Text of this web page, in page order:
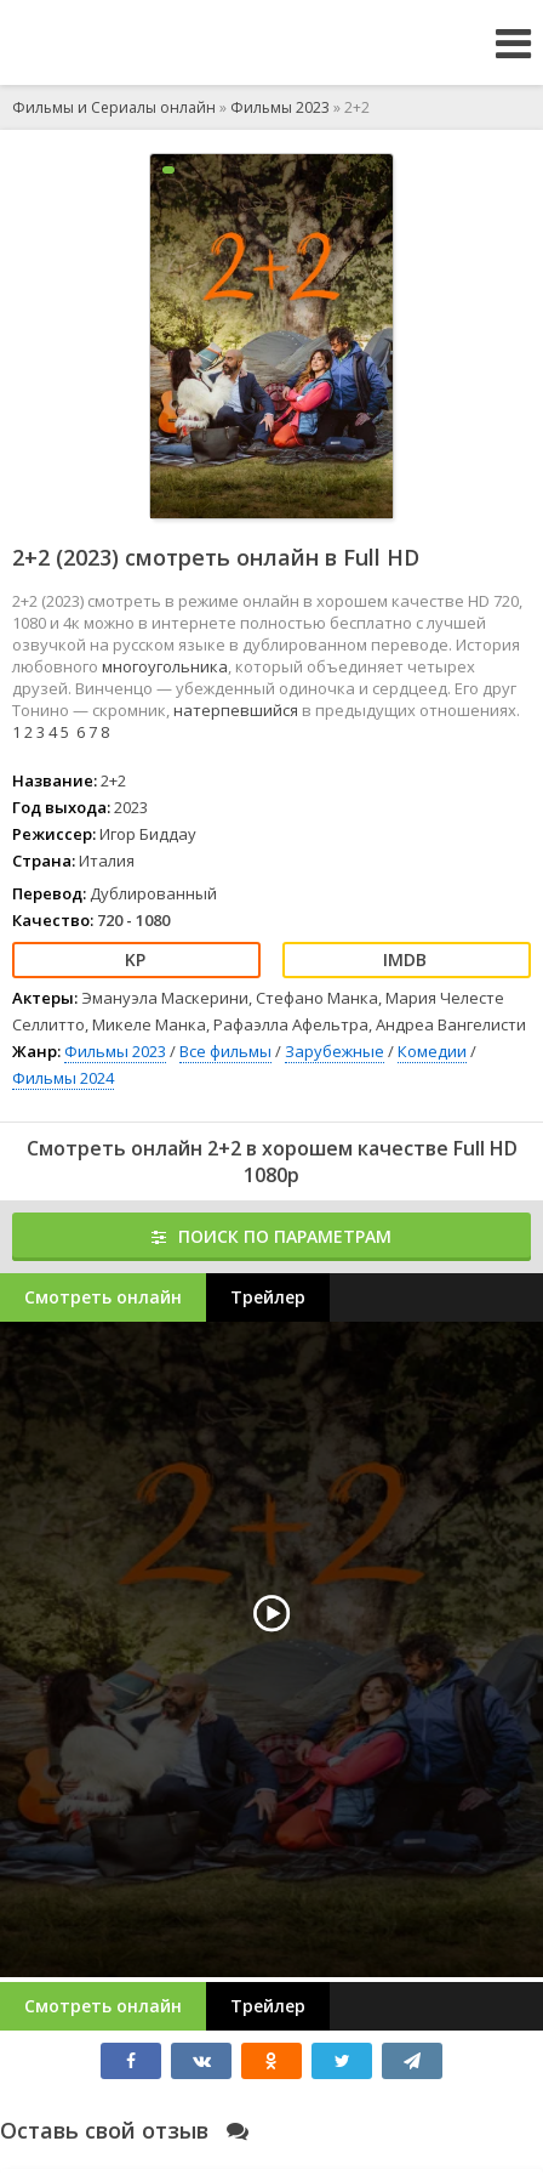
Фильмы и Сериалы онлайн » Фильмы 2023 » 2+2
2+2 (2023) смотреть онлайн в Full HD
2+2 (2023) смотреть в режиме онлайн в хорошем качестве HD 720,
1080 и 4к можно в интернете полностью бесплатно с лучшей
озвучкой на русском языке в дублированном переводе. История
любовного многоугольника, который объединяет четырех
друзей. Винченцо — убежденный одиночка и сердцеед. Его друг
Тонино — скромник,натерпевшийся в предыдущих отношениях.
1 23 45 67 8
Название:2+2
Год выхода:2023
Режиссер:Игор Биддау
Страна:Италия
Перевод: Дублированный
Качество: 720 - 1080
Актеры: Эмануэла Маскерини, Стефано Манка, Мария Челесте
Селлитто, Микеле Манка, Рафаэлла Афельтра, Андреа Вангелисти
Жанр:Фильмы 2023 /Все фильмы / Зарубежные /Комедии /
Фильмы 2024
Смотреть онлайн 2+2 в хорошем качестве Full HD
1080p
ПОИСК ПО ПАРАМЕТРАМ
Смотреть онлайн Трейлер
Смотреть онлайн Трейлер
Оставь свой отзыв